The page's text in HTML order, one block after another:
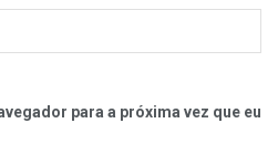
para a próxima vez que eu